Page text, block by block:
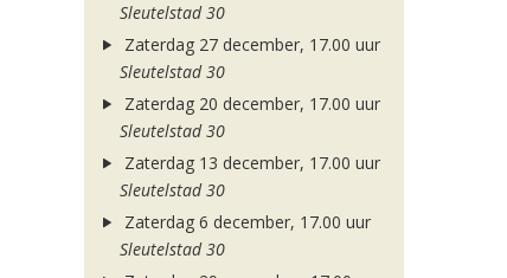
Sleutelstad 30
Zaterdag 27 december, 17.00 uur
Sleutelstad 30
Zaterdag 20 december, 17.00 uur
Sleutelstad 30
Zaterdag 13 december, 17.00 uur
Sleutelstad 30
Zaterdag 6 december, 17.00 uur
Sleutelstad 30